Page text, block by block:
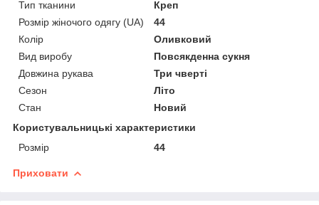
Тип тканини
Креп
Розмір жіночого одягу (UA)
44
Колір
Оливковий
Вид виробу
Повсякденна сукня
Довжина рукава
Три чверті
Сезон
Літо
Стан
Новий
Користувальницькі характеристики
Розмір
44
Приховати